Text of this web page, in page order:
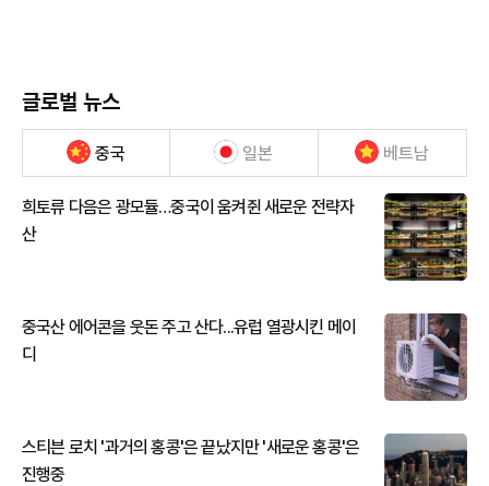
글로벌 뉴스
중국 일본 베트남
희토류 다음은 광모듈…중국이 움켜쥔 새로운 전략자
산
중국산 에어콘을 웃돈 주고 산다...유럽 열광시킨 메이
디
스티븐 로치 '과거의 홍콩'은 끝났지만 '새로운 홍콩'은
진행중